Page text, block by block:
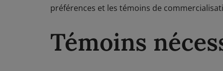
préférences et les témoins de
Témoins